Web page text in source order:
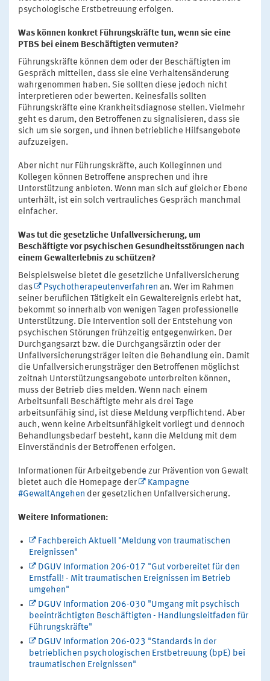
psychologische Erstbetreuung erfolgen.
Was können konkret Führungskräfte tun, wenn sie eine
PTBS bei einem Beschäftigten vermuten?
Führungskräfte können dem oder der Beschäftigten im
Gespräch mitteilen, dass sie eine Verhaltensänderung
wahrgenommen haben. Sie sollten diese jedoch nicht
interpretieren oder bewerten. Keinesfalls sollten
Führungskräfte eine Krankheitsdiagnose stellen. Vielmehr
geht es darum, den Betroffenen zu signalisieren, dass sie
sich um sie sorgen, und ihnen betriebliche Hilfsangebote
aufzuzeigen.
Aber nicht nur Führungskräfte, auch Kolleginnen und
Kollegen können Betroffene ansprechen und ihre
Unterstützung anbieten. Wenn man sich auf gleicher Ebene
unterhält, ist ein solch vertrauliches Gespräch manchmal
einfacher.
Was tut die gesetzliche Unfallversicherung, um
Beschäftigte vor psychischen Gesundheitsstörungen nach
einem Gewalterlebnis zu schützen?
Beispielsweise bietet die gesetzliche Unfallversicherung
das
Psychotherapeutenverfahren an. Wer im Rahmen
seiner beruflichen Tätigkeit ein Gewaltereignis erlebt hat,
bekommt so innerhalb von wenigen Tagen professionelle
Unterstützung. Die Intervention soll der Entstehung von
psychischen Störungen frühzeitig entgegenwirken. Der
Durchgangsarzt bzw. die Durchgangsärztin oder der
Unfallversicherungsträger leiten die Behandlung ein. Damit
die Unfallversicherungsträger den Betroffenen möglichst
zeitnah Unterstützungsangebote unterbreiten können,
muss der Betrieb dies melden. Wenn nach einem
Arbeitsunfall Beschäftigte mehr als drei Tage
arbeitsunfähig sind, ist diese Meldung verpflichtend. Aber
auch, wenn keine Arbeitsunfähigkeit vorliegt und dennoch
Behandlungsbedarf besteht, kann die Meldung mit dem
Einverständnis der Betroffenen erfolgen.
Informationen für Arbeitgebende zur Prävention von Gewalt
bietet auch die Homepage der
Kampagne
#GewaltAngehen der gesetzlichen Unfallversicherung.
Weitere Informationen:
Fachbereich Aktuell "Meldung von traumatischen
Ereignissen"
DGUV Information 206-017 "Gut vorbereitet für den
Ernstfall! - Mit traumatischen Ereignissen im Betrieb
umgehen"
DGUV Information 206-030 "Umgang mit psychisch
beeinträchtigten Beschäftigten - Handlungsleitfaden für
Führungskräfte"
DGUV Information 206-023 "Standards in der
betrieblichen psychologischen Erstbetreuung (bpE) bei
traumatischen Ereignissen"